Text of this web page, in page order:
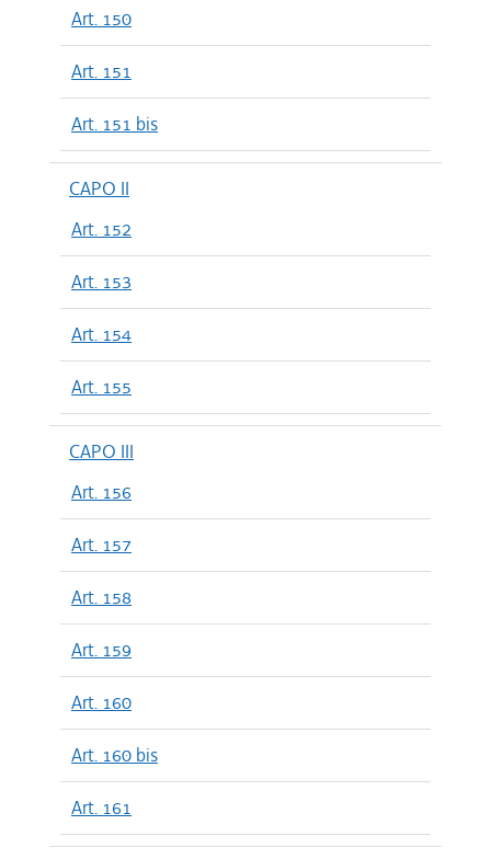
Art. 150
Art. 151
Art. 151 bis
CAPO II
Art. 152
Art. 153
Art. 154
Art. 155
CAPO III
Art. 156
Art. 157
Art. 158
Art. 159
Art. 160
Art. 160 bis
Art. 161